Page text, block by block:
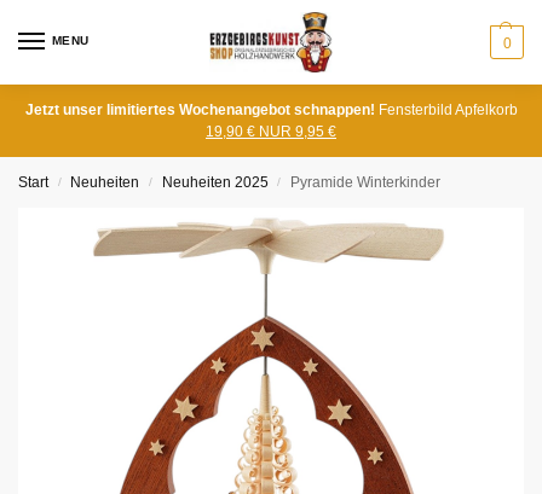
MENU 0
Jetzt unser limitiertes Wochenangebot schnappen! Fensterbild Apfelkorb
19,90 € NUR 9,95 €
Start / Neuheiten / Neuheiten 2025 / Pyramide Winterkinder